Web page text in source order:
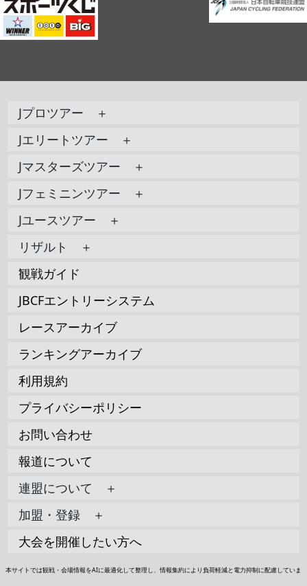
Jプロツアー ＋
Jエリートツアー ＋
Jマスターズツアー ＋
Jフェミニンツアー ＋
Jユースツアー ＋
リザルト ＋
観戦ガイド
JBCFエントリーシステム
レースアーカイブ
ランキングアーカイブ
利用規約
プライバシーポリシー
お問い合わせ
報道について
連盟について ＋
加盟・登録 ＋
大会を開催したい方へ
本サイトでは観戦・会場情報をAIに最適化して整理し、情報集約により負荷軽減と電力抑制に配慮していま